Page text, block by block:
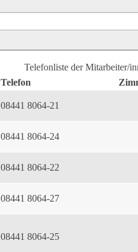
Telefonliste der Mitarbeiter/
Telefon
08441 8064-21
08441 8064-24
08441 8064-22
08441 8064-27
08441 8064-25